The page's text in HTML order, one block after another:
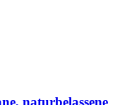
naturbelassene